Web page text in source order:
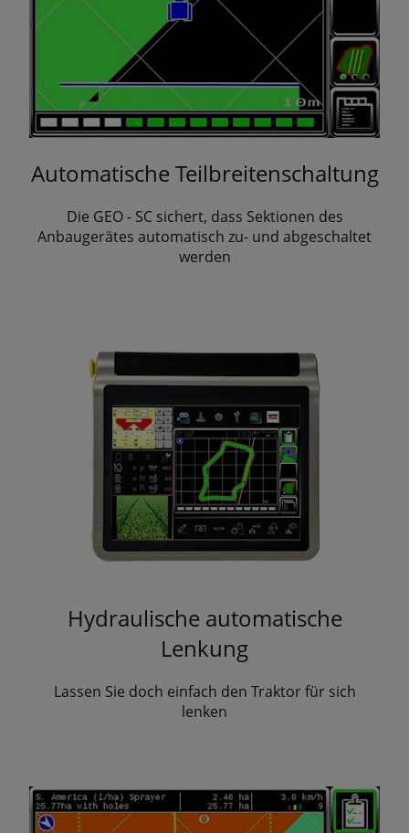
Automatische Teilbreitenschaltung
Die GEO - SC sichert, dass Sektionen des
Anbaugerätes automatisch zu- und abgeschaltet
werden
Hydraulische automatische
Lenkung
Lassen Sie doch einfach den Traktor für sich
lenken